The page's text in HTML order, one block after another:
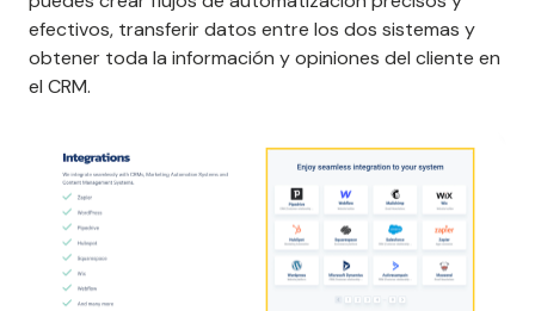
efectivos, transferir datos entre los dos sistemas y
obtener toda la información y opiniones del cliente en
el CRM.